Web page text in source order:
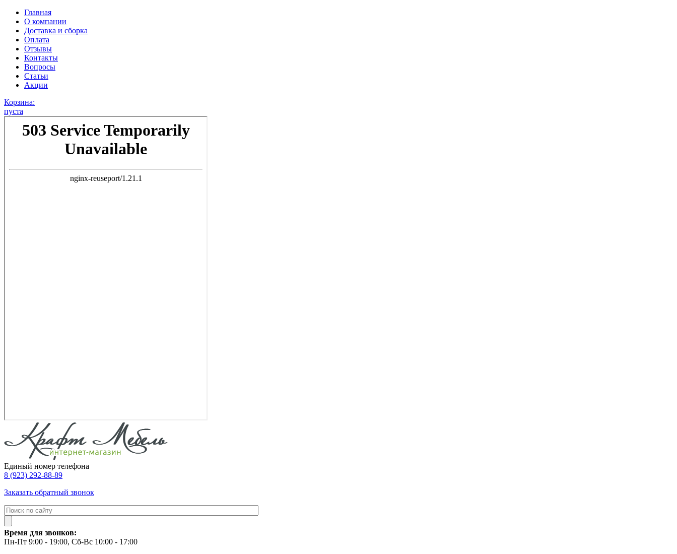
Главная
О компании
Доставка и сборка
Оплата
Отзывы
Контакты
Вопросы
Статьи
Акции
Корзина:
пуста
Единый номер телефона
8 (923) 292-88-89
Заказать обратный звонок
Время для звонков:
Пн-Пт 9:00 - 19:00, Сб-Вс 10:00 - 17:00